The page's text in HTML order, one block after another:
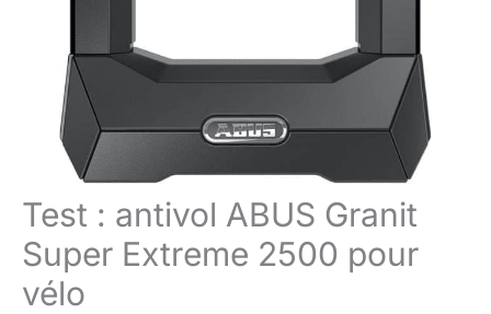
Test : antivol ABUS Granit
Super Extreme 2500 pour
vélo